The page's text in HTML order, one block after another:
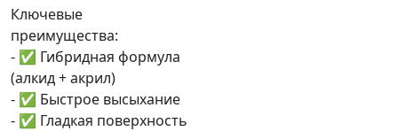
Ключевые
преимущества:
- ✅ Гибридная формула
(алкид + акрил)
- ✅ Быстрое высыхание
- ✅ Гладкая поверхность